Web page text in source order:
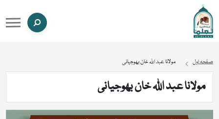
صفحہ اول مولانا عبد اللہ خان بھوجیانی
مولانا عبد اللہ خان بھوجیانی